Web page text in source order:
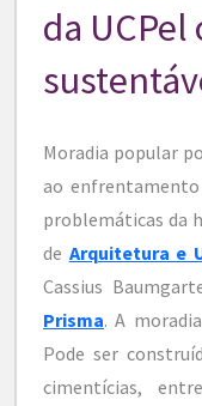
da UCPel
Moradia popular
ao
problemáticas da
de Arquitetura e
Cassius
Prisma. A
Pode ser
cimentícias,